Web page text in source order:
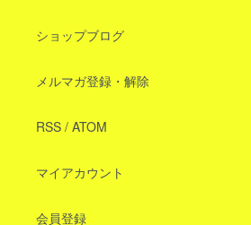
ショップブログ
メルマガ登録・解除
RSS / ATOM
マイアカウント
会員登録